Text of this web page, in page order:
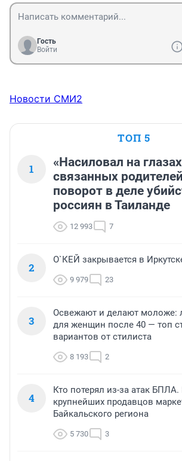
Гость
Войти
Новости СМИ2
ТОП 5
1
«Насиловал на
связанных
поворот в деле
россиян в Таиланде
12 993 7
2
О`КЕЙ закрывается в
9 979 23
3
Освежают и делают моложе:
для женщин после 40 — топ
вариантов от стилиста
8 193 2
4
Кто потерял из-за атак БПЛА.
крупнейших продавцов
Байкальского региона
5 730 3